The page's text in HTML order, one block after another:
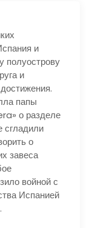
и
полуострову
и
папы
о разделе
сгладили
о
завеса
войной с
Испанией